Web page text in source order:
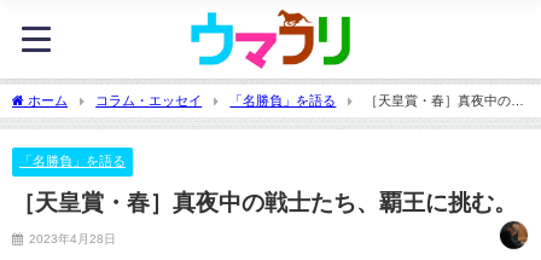
ホーム コラム・エッセイ 「名勝負」を語る
［天皇賞・春］真夜中の戦
士たち、覇王に挑む。
「名勝負」を語る
［天皇賞・春］真夜中の戦士たち、覇王に挑む。
2023年4月28日